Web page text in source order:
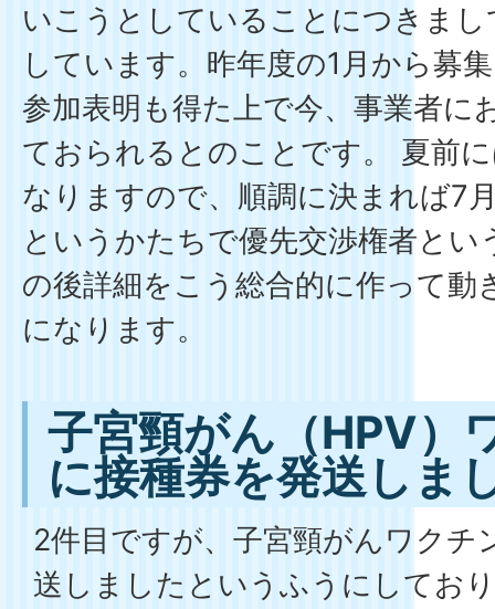
いこうとしていることにつきま
しています。昨年度の1月から募
参加表明も得た上で今、事業者に
ておられるとのことです。 夏前
なりますので、順調に決まれば7
というかたちで優先交渉権者と
の後詳細をこう総合的に作って動
になります。
子宮頸がん（HPV）
に接種券を発送しま
2件目ですが、子宮頸がんワクチ
送しましたというふうにしてお